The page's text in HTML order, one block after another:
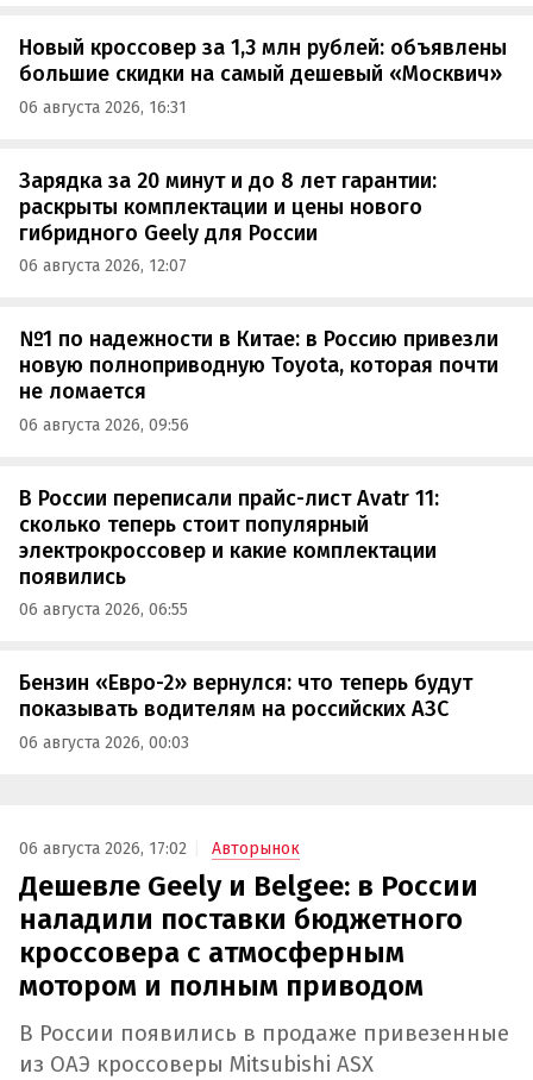
Новый кроссовер за 1,3 млн рублей: объявлены
большие скидки на самый дешевый «Москвич»
06 августа 2026, 16:31
Зарядка за 20 минут и до 8 лет гарантии:
раскрыты комплектации и цены нового
гибридного Geely для России
06 августа 2026, 12:07
№1 по надежности в Китае: в Россию привезли
новую полноприводную Toyota, которая почти
не ломается
06 августа 2026, 09:56
В России переписали прайс-лист Avatr 11:
сколько теперь стоит популярный
электрокроссовер и какие комплектации
появились
06 августа 2026, 06:55
Бензин «Евро-2» вернулся: что теперь будут
показывать водителям на российских АЗС
06 августа 2026, 00:03
06 августа 2026, 17:02 Авторынок
Дешевле Geely и Belgee: в России
наладили поставки бюджетного
кроссовера с атмосферным
мотором и полным приводом
В России появились в продаже привезенные
из ОАЭ кроссоверы Mitsubishi ASX